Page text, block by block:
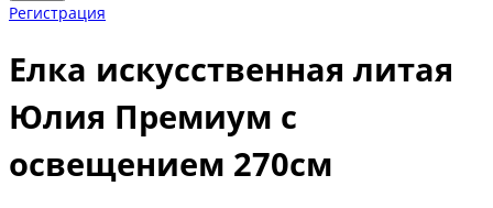
Регистрация
Елка искусственная литая
Юлия Премиум с
освещением 270см